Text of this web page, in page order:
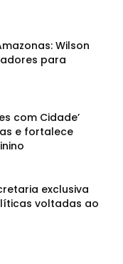
Wilson
para
com Cidade’
e fortalece
exclusiva
voltadas ao